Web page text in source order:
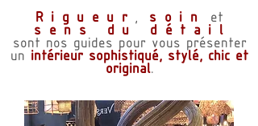
Rigueur , soin
et
sens du détail
sont nos guides pour vous présenter
un intérieur sophistiqué, stylé, chic et
original.